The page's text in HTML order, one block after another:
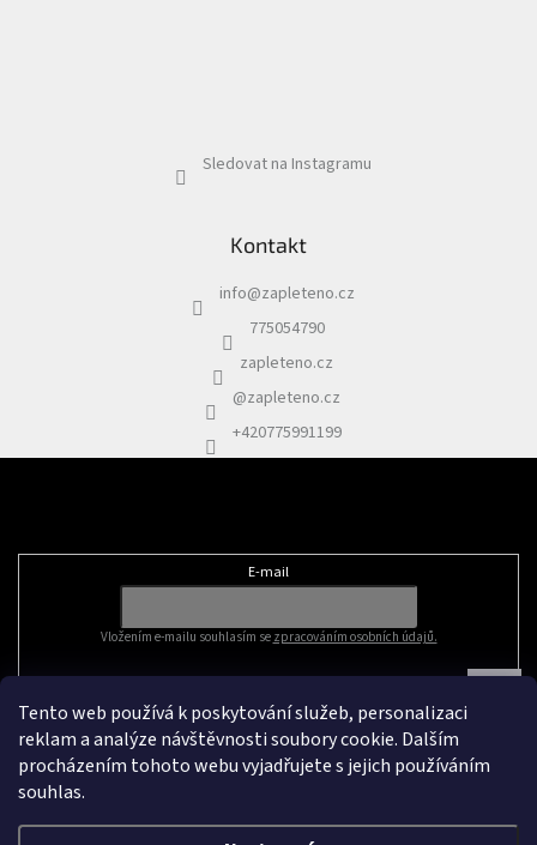
Tento web používá k poskytování služeb, personalizaci
reklam a analýze návštěvnosti soubory cookie. Dalším
procházením tohoto webu vyjadřujete s jejich používáním
souhlas.
Sledovat na Instagramu
Kontakt
info@zapleteno.cz
775054790
zapleteno.cz
@zapleteno.cz
+420775991199
E-mail
Vložením e-mailu souhlasím se zpracováním osobních údajů.